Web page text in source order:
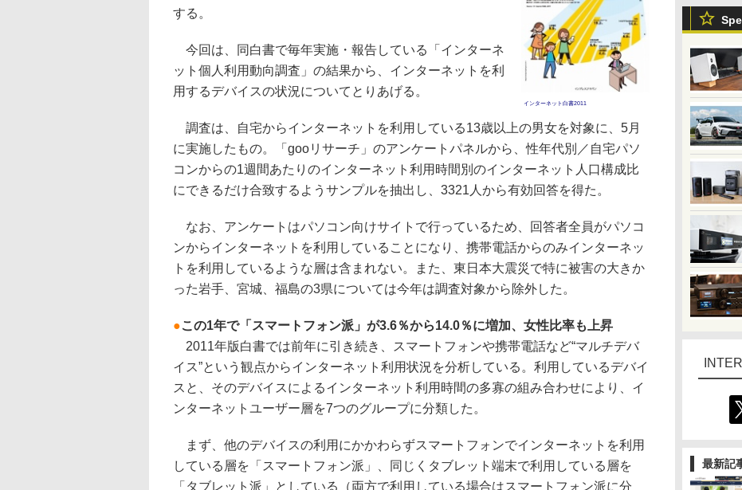
最新記
インターネット白書2011
する。
今回は、同白書で毎年実施・報告している「インターネ
ット個人利用動向調査」の結果から、インターネットを利
用するデバイスの状況についてとりあげる。
調査は、自宅からインターネットを利用している13歳以上の男女を対象に、5月
に実施したもの。「gooリサーチ」のアンケートパネルから、性年代別／自宅パソ
コンからの1週間あたりのインターネット利用時間別のインターネット人口構成比
にできるだけ合致するようサンプルを抽出し、3321人から有効回答を得た。
なお、アンケートはパソコン向けサイトで行っているため、回答者全員がパソコ
ンからインターネットを利用していることになり、携帯電話からのみインターネッ
トを利用しているような層は含まれない。また、東日本大震災で特に被害の大きか
った岩手、宮城、福島の3県については今年は調査対象から除外した。
●この1年で「スマートフォン派」が3.6％から14.0％に増加、女性比率も上昇
2011年版白書では前年に引き続き、スマートフォンや携帯電話など“マルチデバ
イス”という観点からインターネット利用状況を分析している。利用しているデバイ
スと、そのデバイスによるインターネット利用時間の多寡の組み合わせにより、イ
ンターネットユーザー層を7つのグループに分類した。
まず、他のデバイスの利用にかかわらずスマートフォンでインターネットを利用
している層を「スマートフォン派」、同じくタブレット端末で利用している層を
「タブレット派」としている（両方で利用している場合はスマートフォン派に分